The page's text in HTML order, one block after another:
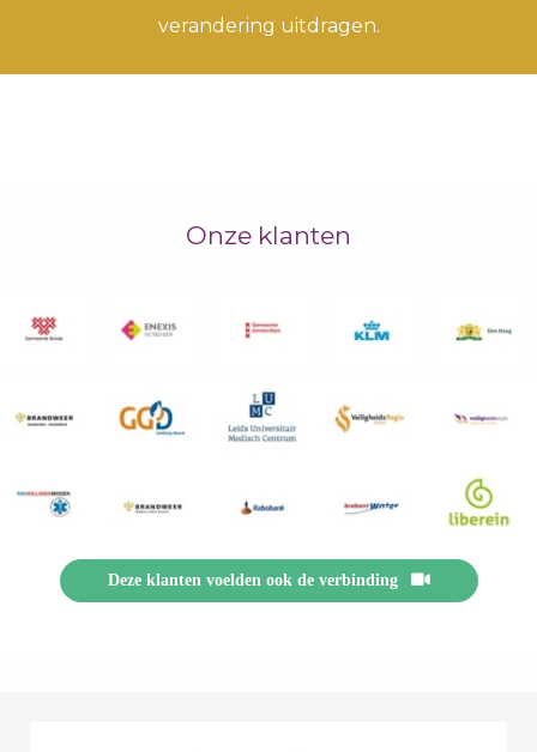
verandering uitdragen.
Onze klanten
Deze klanten voelden ook de verbinding